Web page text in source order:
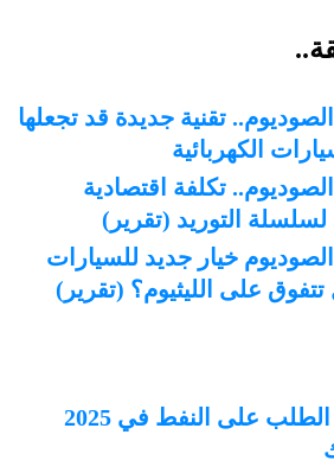
تقنية جديدة قد تجعلها
الكهربائية
تكلفة اقتصادية
التوريد (تقرير)
خيار جديد للسيارات
تتفوق على الليثيوم؟ (تقرير)
أحدث توقعات الطلب على النفط في 2025